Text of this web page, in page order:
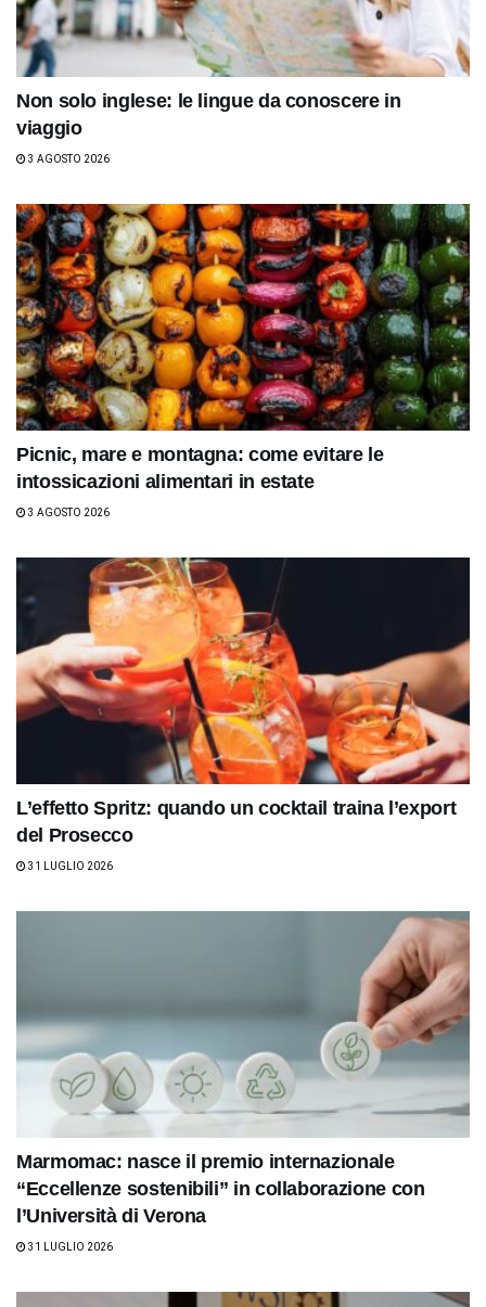
Non solo inglese: le lingue da conoscere in
viaggio
3 AGOSTO 2026
Picnic, mare e montagna: come evitare le
intossicazioni alimentari in estate
3 AGOSTO 2026
L’effetto Spritz: quando un cocktail traina l’export
del Prosecco
31 LUGLIO 2026
Marmomac: nasce il premio internazionale
“Eccellenze sostenibili” in collaborazione con
l’Università di Verona
31 LUGLIO 2026